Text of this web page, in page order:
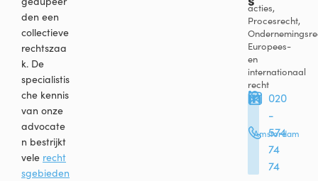
den een
collectieve
rechtszaa
k. De
specialistis
che kennis
van onze
advocate
n bestrijkt
vele recht
sgebieden
acties,
Procesrecht,
Europees-
en
internationaal
recht
Amsterdam
020
-
574
74
74